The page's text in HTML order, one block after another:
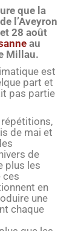
que la
l’Aveyron
28 août
au
Millau.
est
part et
pas partie
de mai et
de
plus les
ces
en
une
chaque